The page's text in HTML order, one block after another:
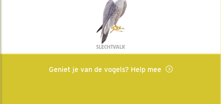
SLECHTVALK
Geniet je van de vogels? Help mee